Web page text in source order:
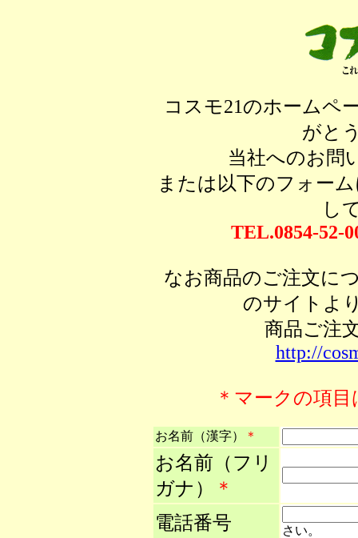
コスモ21のホームペ
がと
当社へのお問
または以下のフォー
し
TEL.0854-52-
なお商品のご注文に
のサイトよ
商品ご
http://
＊マークの項
お名前（漢字） ＊
お名前（フリ
ガナ）
＊
電話番号
さい。